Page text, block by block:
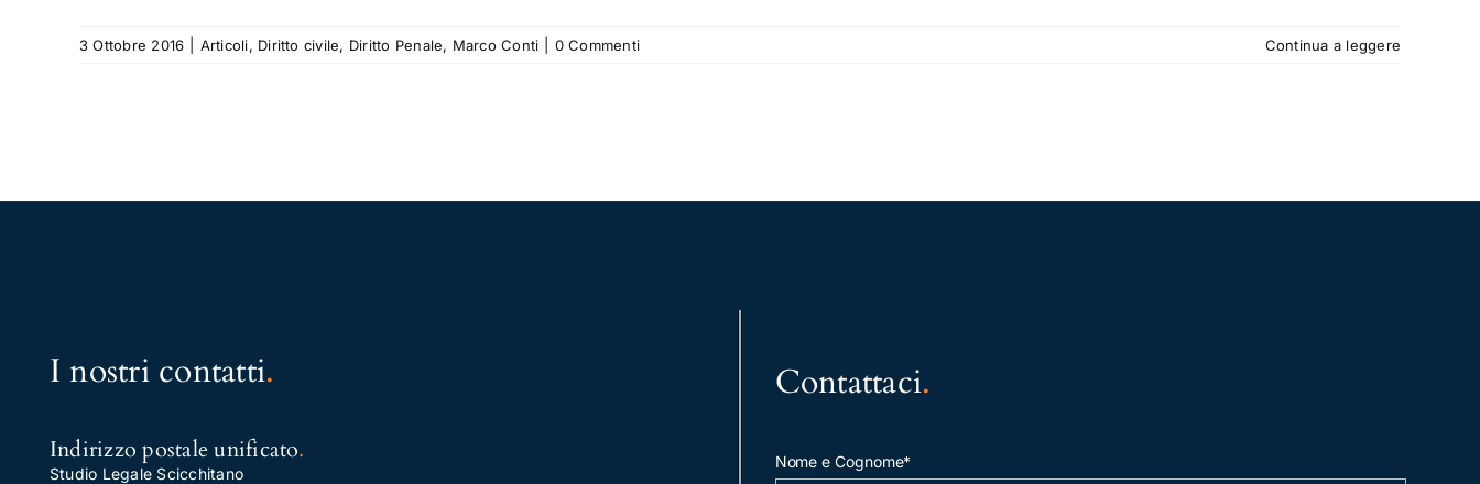
3 Ottobre 2016 Articoli, Diritto civile, Diritto Penale, Marco Conti 0 Commenti Continua a leggere
I nostri contatti.
Indirizzo postale unificato.
Studio Legale Scicchitano
Contattaci.
Nome e Cognome*